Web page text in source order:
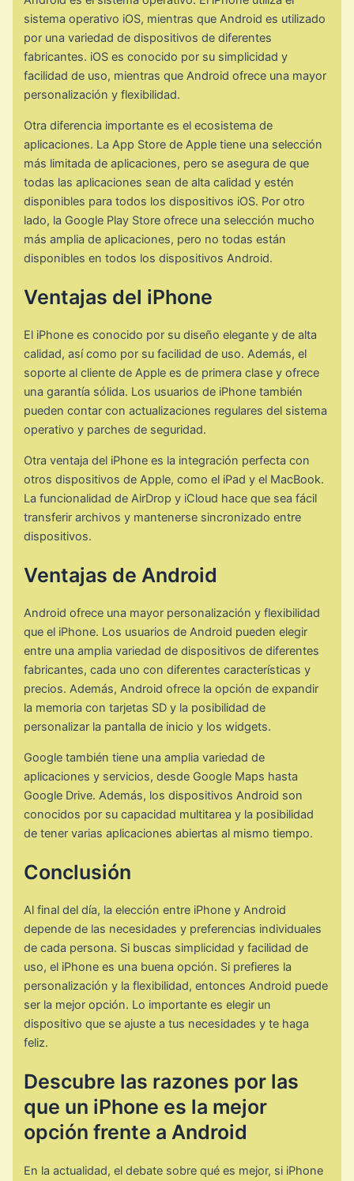
sistema operativo iOS, mientras que Android es utilizado
por una variedad de dispositivos de diferentes
fabricantes. iOS es conocido por su simplicidad y
facilidad de uso, mientras que Android ofrece una mayor
personalización y flexibilidad.
Otra diferencia importante es el ecosistema de
aplicaciones. La App Store de Apple tiene una selección
más limitada de aplicaciones, pero se asegura de que
todas las aplicaciones sean de alta calidad y estén
disponibles para todos los dispositivos iOS. Por otro
lado, la Google Play Store ofrece una selección mucho
más amplia de aplicaciones, pero no todas están
disponibles en todos los dispositivos Android.
Ventajas del iPhone
El iPhone es conocido por su diseño elegante y de alta
calidad, así como por su facilidad de uso. Además, el
soporte al cliente de Apple es de primera clase y ofrece
una garantía sólida. Los usuarios de iPhone también
pueden contar con actualizaciones regulares del sistema
operativo y parches de seguridad.
Otra ventaja del iPhone es la integración perfecta con
otros dispositivos de Apple, como el iPad y el MacBook.
La funcionalidad de AirDrop y iCloud hace que sea fácil
transferir archivos y mantenerse sincronizado entre
dispositivos.
Ventajas de Android
Android ofrece una mayor personalización y flexibilidad
que el iPhone. Los usuarios de Android pueden elegir
entre una amplia variedad de dispositivos de diferentes
fabricantes, cada uno con diferentes características y
precios. Además, Android ofrece la opción de expandir
la memoria con tarjetas SD y la posibilidad de
personalizar la pantalla de inicio y los widgets.
Google también tiene una amplia variedad de
aplicaciones y servicios, desde Google Maps hasta
Google Drive. Además, los dispositivos Android son
conocidos por su capacidad multitarea y la posibilidad
de tener varias aplicaciones abiertas al mismo tiempo.
Conclusión
Al final del día, la elección entre iPhone y Android
depende de las necesidades y preferencias individuales
de cada persona. Si buscas simplicidad y facilidad de
uso, el iPhone es una buena opción. Si prefieres la
personalización y la flexibilidad, entonces Android puede
ser la mejor opción. Lo importante es elegir un
dispositivo que se ajuste a tus necesidades y te haga
feliz.
Descubre las razones por las
que un iPhone es la mejor
opción frente a Android
En la actualidad, el debate sobre qué es mejor, si iPhone